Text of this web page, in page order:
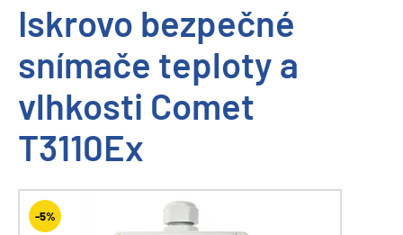
Iskrovo bezpečné
snímače teploty a
vlhkosti Comet
T3110Ex
-5%